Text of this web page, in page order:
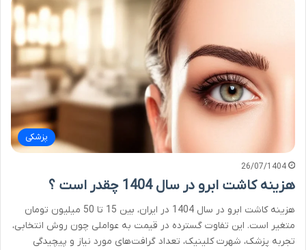
پزشکی
26/07/1404
هزینه کاشت ابرو در سال 1404 چقدر است ؟
هزینه کاشت ابرو در سال 1404 در ایران، بین 15 تا 50 میلیون تومان
متغیر است. این تفاوت گسترده در قیمت به عواملی چون روش انتخابی،
تجربه پزشک، شهرت کلینیک، تعداد گرافت‌های مورد نیاز و پیچیدگی